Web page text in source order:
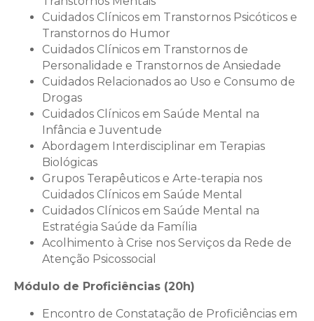
Cuidados Clínicos em Transtornos Psicóticos e
Transtornos do Humor
Cuidados Clínicos em Transtornos de
Personalidade e Transtornos de Ansiedade
Cuidados Relacionados ao Uso e Consumo de
Drogas
Cuidados Clínicos em Saúde Mental na
Infância e Juventude
Abordagem Interdisciplinar em Terapias
Biológicas
Grupos Terapêuticos e Arte-terapia nos
Cuidados Clínicos em Saúde Mental
Cuidados Clínicos em Saúde Mental na
Estratégia Saúde da Família
Acolhimento à Crise nos Serviços da Rede de
Atenção Psicossocial
Módulo de Proficiências (20h)
Encontro de Constatação de Proficiências em